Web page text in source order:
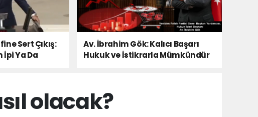
Sert Çıkış:
İpi Ya Da
Av. İbrahim Gök: Kalıcı Başarı
Hukuk ve İstikrarla Mümkündür
olacak?